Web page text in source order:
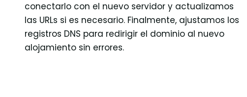
conectarlo con el nuevo servidor y actualizamos
las URLs si es necesario. Finalmente, ajustamos los
registros DNS para redirigir el dominio al nuevo
alojamiento sin errores.